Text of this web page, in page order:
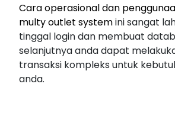
Cara operasional dan
multy outlet systemini sangat
tinggal login dan membuat
selanjutnya anda dapat
transaksi kompleks untuk
anda.